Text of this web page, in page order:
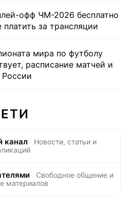
офф ЧМ-2026 бесплатно
за трансляции
мира по футболу
расписание матчей и
России
канал
Новости, статьи и
Свободное общение и
материалов